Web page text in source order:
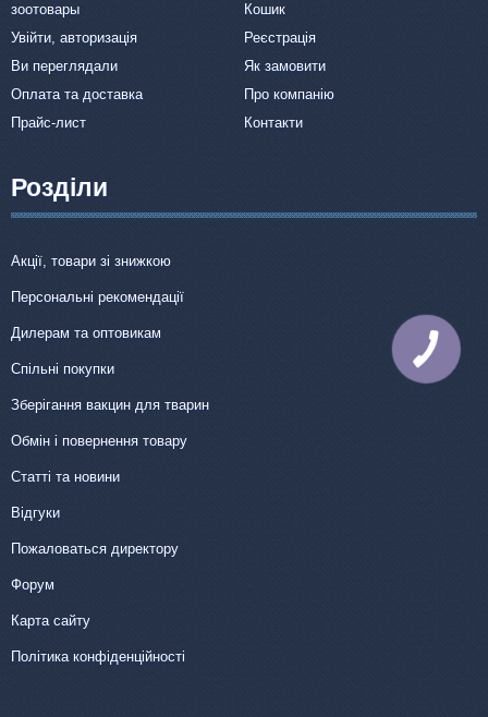
зоотовары
Кошик
Увійти, авторизація
Реєстрація
Ви переглядали
Як замовити
Оплата та доставка
Про компанію
Прайс-лист
Контакти
Розділи
Акції, товари зі знижкою
Персональні рекомендації
Дилерам та оптовикам
Спільні покупки
Зберігання вакцин для тварин
Обмін і повернення товару
Статті та новини
Відгуки
Пожаловаться директору
Форум
Карта сайту
Політика конфіденційності
КНОПКА
ЗВ'ЯЗКУ